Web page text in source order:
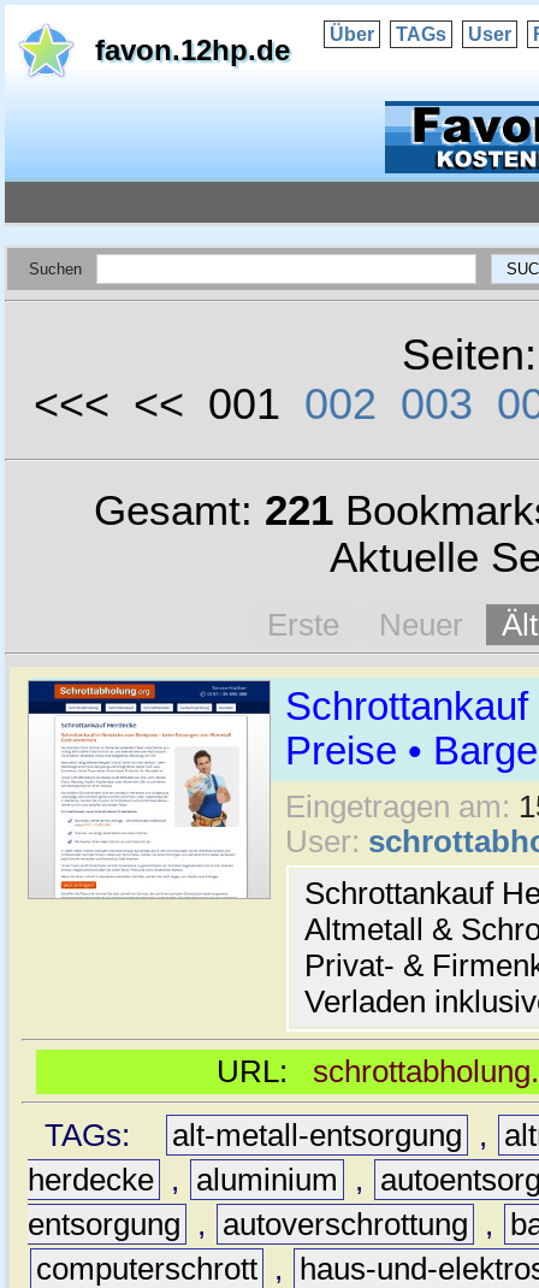
favon.12hp.de Über TAGs User
Suchen
<<< << 001 002 003
Gesamt: 221
Aktuelle
Erste Neuer
Schrottankauf
Preise •
Eingetragen am:
User:
Schrottankauf
Altmetall &
Privat- &
Verladen
URL:
TAGs:
alt-metall-entsorgung ,
herdecke , aluminium ,
entsorgung
, autoverschrottung ,
computerschrott ,
haus-und-